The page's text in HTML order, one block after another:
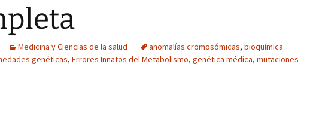
Medicina y Ciencias de la salud anomalías cromosómicas, bioquímica
genéticas, Errores Innatos del Metabolismo, genética médica, mutaciones